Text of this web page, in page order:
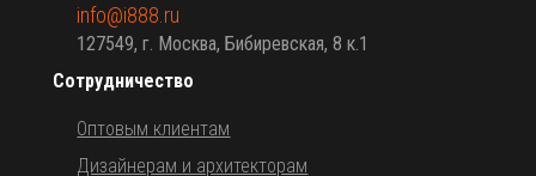
Сотрудничество
Оптовым клиентам
Дизайнерам и архитекторам
info@i888.ru
127549, г. Москва, Бибиревская, 8 к.1